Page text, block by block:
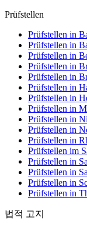
Prüfstellen
Prüfstellen in
Prüfstellen in
Prüfstellen in
Prüfstellen in
Prüfstellen in
Prüfstellen in
Prüfstellen in
Prüfstellen in
Prüfstellen in
Prüfstellen in
Prüfstellen in
Prüfstellen im
Prüfstellen in
Prüfstellen in
Prüfstellen in
Prüfstellen in
법적 고지